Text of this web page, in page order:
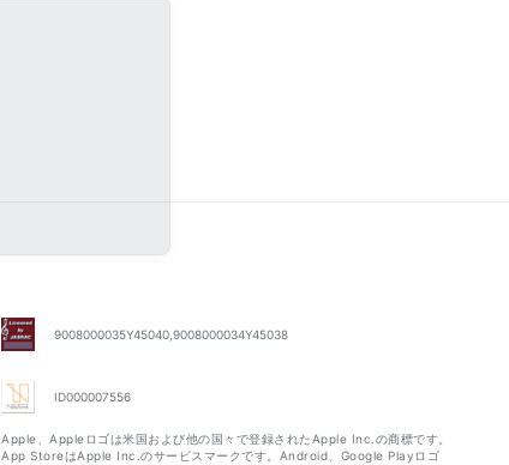
9008000035Y45040,9008000034Y45038
ID000007556
Apple、Appleロゴは米国および他の国々で登録されたApple Inc.の商標です。
App StoreはApple Inc.のサービスマークです。Android、Google Playロゴ